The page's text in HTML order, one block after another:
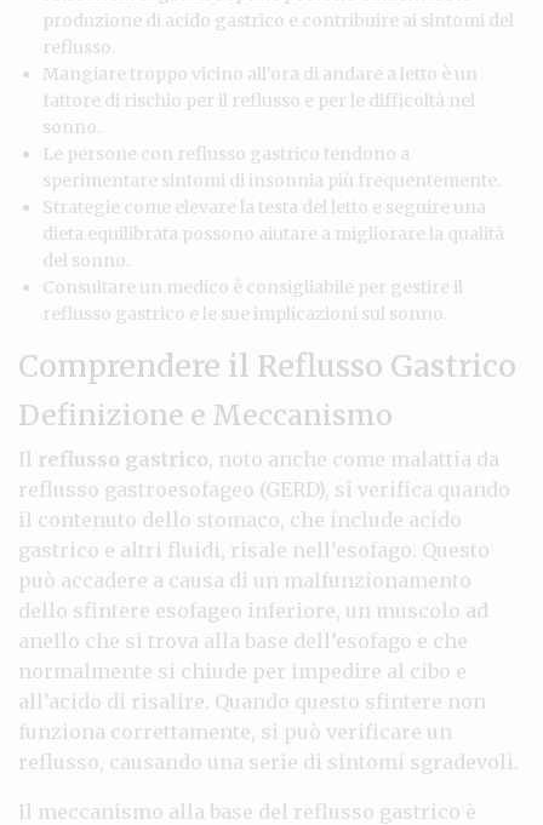
produzione di acido gastrico e contribuire ai sintomi del
reflusso.
Mangiare troppo vicino all’ora di andare a letto è un
fattore di rischio per il reflusso e per le difficoltà nel
sonno.
Le persone con reflusso gastrico tendono a
sperimentare sintomi di insonnia più frequentemente.
Strategie come elevare la testa del letto e seguire una
dieta equilibrata possono aiutare a migliorare la qualità
del sonno.
Consultare un medico è consigliabile per gestire il
reflusso gastrico e le sue implicazioni sul sonno.
Comprendere il Reflusso Gastrico
Definizione e Meccanismo
Il reflusso gastrico, noto anche come malattia da
reflusso gastroesofageo (GERD), si verifica quando
il contenuto dello stomaco, che include acido
gastrico e altri fluidi, risale nell’esofago. Questo
può accadere a causa di un malfunzionamento
dello sfintere esofageo inferiore, un muscolo ad
anello che si trova alla base dell’esofago e che
normalmente si chiude per impedire al cibo e
all’acido di risalire. Quando questo sfintere non
funziona correttamente, si può verificare un
reflusso, causando una serie di sintomi sgradevoli.
Il meccanismo alla base del reflusso gastrico è